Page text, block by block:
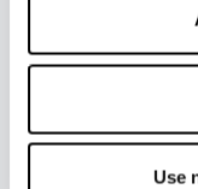
correct functioning
Use
Telefono
CIN